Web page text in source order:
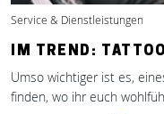
Service & Dienstleistungen
IM TREND:
Umso wichtiger ist es,
finden, wo ihr euch